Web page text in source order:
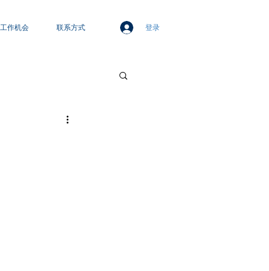
工作机会 联系方式 登录